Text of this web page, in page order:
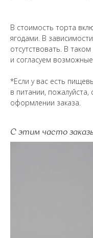
В стоимость торта
ягодами. В
отсутствовать. В
и согласуем
*Если у вас есть
в питании,
оформлении заказа.
С этим часто